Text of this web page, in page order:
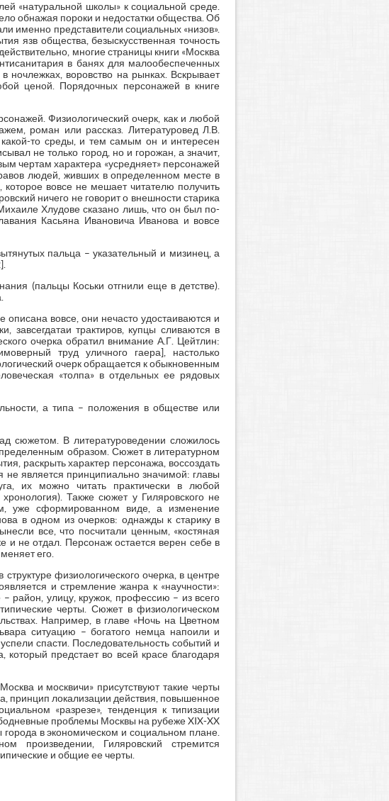
«натуральной школы» к социальной среде.
обнажая пороки и недостатки общества. Об
именно представители социальных «низов».
язв общества, безыскусственная точность
многие страницы книги «Москва
в банях для малообеспеченных
воровство на рынках. Вскрывает
ценой. Порядочных персонажей в книге
Физиологический очерк, как и любой
роман или рассказ. Литературовед Л.В.
то среды, и тем самым он и интересен
не только город, но и горожан, а значит,
чертам характера «усредняет» персонажей
людей, живших в определенном месте в
вовсе не мешает читателю получить
ничего не говорит о внешности старика
Хлудове сказано лишь, что он был по-
Касьяна Ивановича Иванова и вовсе
пальца – указательный и мизинец, а
(пальцы Коськи отгнили еще в детстве).
описана вовсе, они нечасто удостаиваются и
завсегдатаи трактиров, купцы сливаются в
очерка обратил внимание А.Г. Цейтлин:
труд уличного гаера], настолько
очерк обращается к обыкновенным
«толпа» в отдельных ее рядовых
а типа – положения в обществе или
сюжетом. В литературоведении сложилось
образом. Сюжет в литературном
раскрыть характер персонажа, воссоздать
не является принципиально значимой: главы
их можно читать практически в любой
Также сюжет у Гиляровского не
уже сформированном виде, а изменение
в одном из очерков: однажды к старику в
все, что посчитали ценным, «костяная
и не отдал. Персонаж остается верен себе в
его.
физиологического очерка, в центре
и стремление жанра к «научности»:
район, улицу, кружок, профессию – из всего
черты. Сюжет в физиологическом
Например, в главе «Ночь на Цветном
ситуацию – богатого немца напоили и
спасти. Последовательность событий и
предстает во всей красе благодаря
и москвичи» присутствуют такие черты
принцип локализации действия, повышенное
«разрезе», тенденция к типизации
проблемы Москвы на рубеже XIX-XX
в экономическом и социальном плане.
произведении, Гиляровский стремится
и общие ее черты.